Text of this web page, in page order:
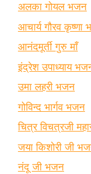
अलका गोयल भजन
आचार्य गौरव कृष्णा
आनंदमूर्ती गुरु माँ
इंद्रेश उपाध्याय
उमा लहरी भजन
गोविन्द भार्गव भजन
चित्र विचत्रजी
जया किशोरी जी
नंदू जी भजन